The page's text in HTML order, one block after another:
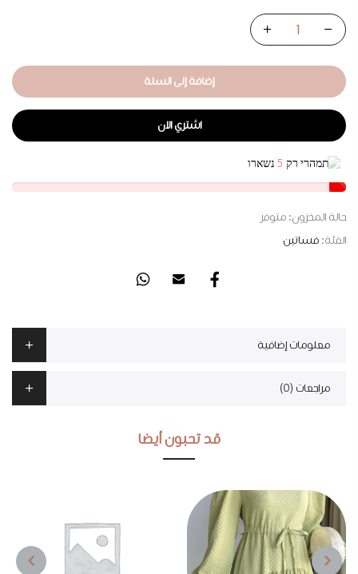
إضافة إلى السلة
اشتري الان
תמהרי רק 5 נשארו
حالة المخزون: متوفر
الفئة: فساتين
معلومات إضافية
مراجعات (0)
قد تحبون أيضا